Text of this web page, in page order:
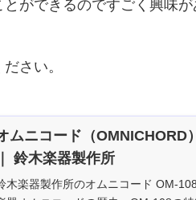
ができるのですごく興味が
さい。
ムニコード（OMNICHORD
｜ 鈴木楽器製作所
木楽器製作所のオムニコード OM-